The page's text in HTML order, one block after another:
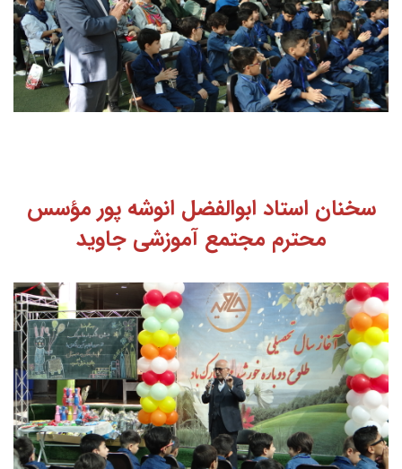
سخنان استاد ابوالفضل انوشه پور مؤسس
محترم مجتمع آموزشی جاوید